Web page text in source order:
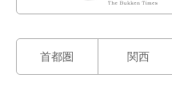
首都圏 関西